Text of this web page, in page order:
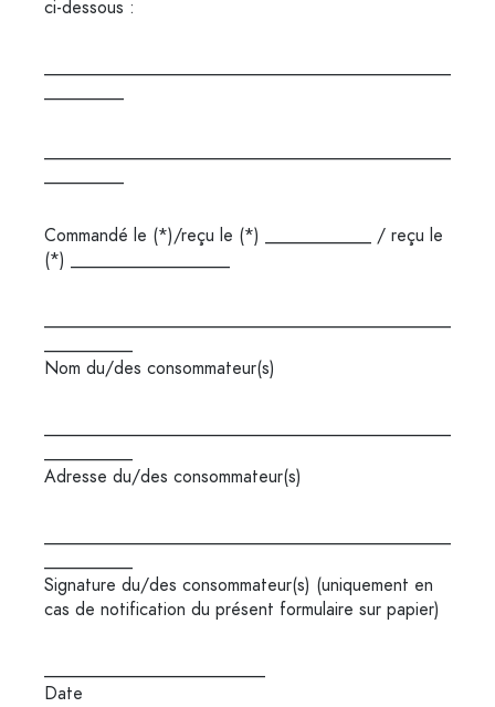
ci-dessous :
Commandé le (*)/reçu le (*) ____________ / reçu le
(*) __________________
Nom du/des consommateur(s)
Adresse du/des consommateur(s)
Signature du/des consommateur(s) (uniquement en
cas de notification du présent formulaire sur papier)
Date